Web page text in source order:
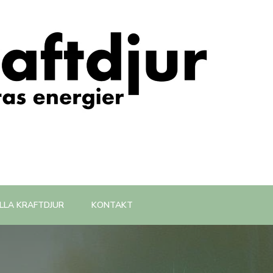
KRAFTDJUR KONTAKT